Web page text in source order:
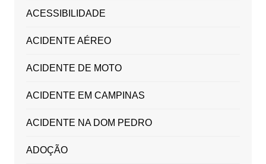
ACESSIBILIDADE
ACIDENTE AÉREO
ACIDENTE DE MOTO
ACIDENTE EM CAMPINAS
ACIDENTE NA DOM PEDRO
ADOÇÃO